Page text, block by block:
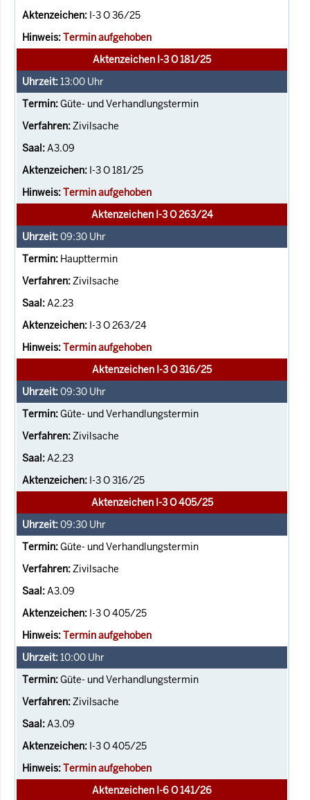
I-3 O 36/25
Termin aufgehoben
Aktenzeichen I-3 O 181/25
13:00 Uhr
Güte- und Verhandlungstermin
Zivilsache
A3.09
I-3 O 181/25
Termin aufgehoben
Aktenzeichen I-3 O 263/24
09:30 Uhr
Haupttermin
Zivilsache
A2.23
I-3 O 263/24
Termin aufgehoben
Aktenzeichen I-3 O 316/25
09:30 Uhr
Güte- und Verhandlungstermin
Zivilsache
A2.23
I-3 O 316/25
Aktenzeichen I-3 O 405/25
09:30 Uhr
Güte- und Verhandlungstermin
Zivilsache
A3.09
I-3 O 405/25
Termin aufgehoben
10:00 Uhr
Güte- und Verhandlungstermin
Zivilsache
A3.09
I-3 O 405/25
Termin aufgehoben
Aktenzeichen I-6 O 141/26